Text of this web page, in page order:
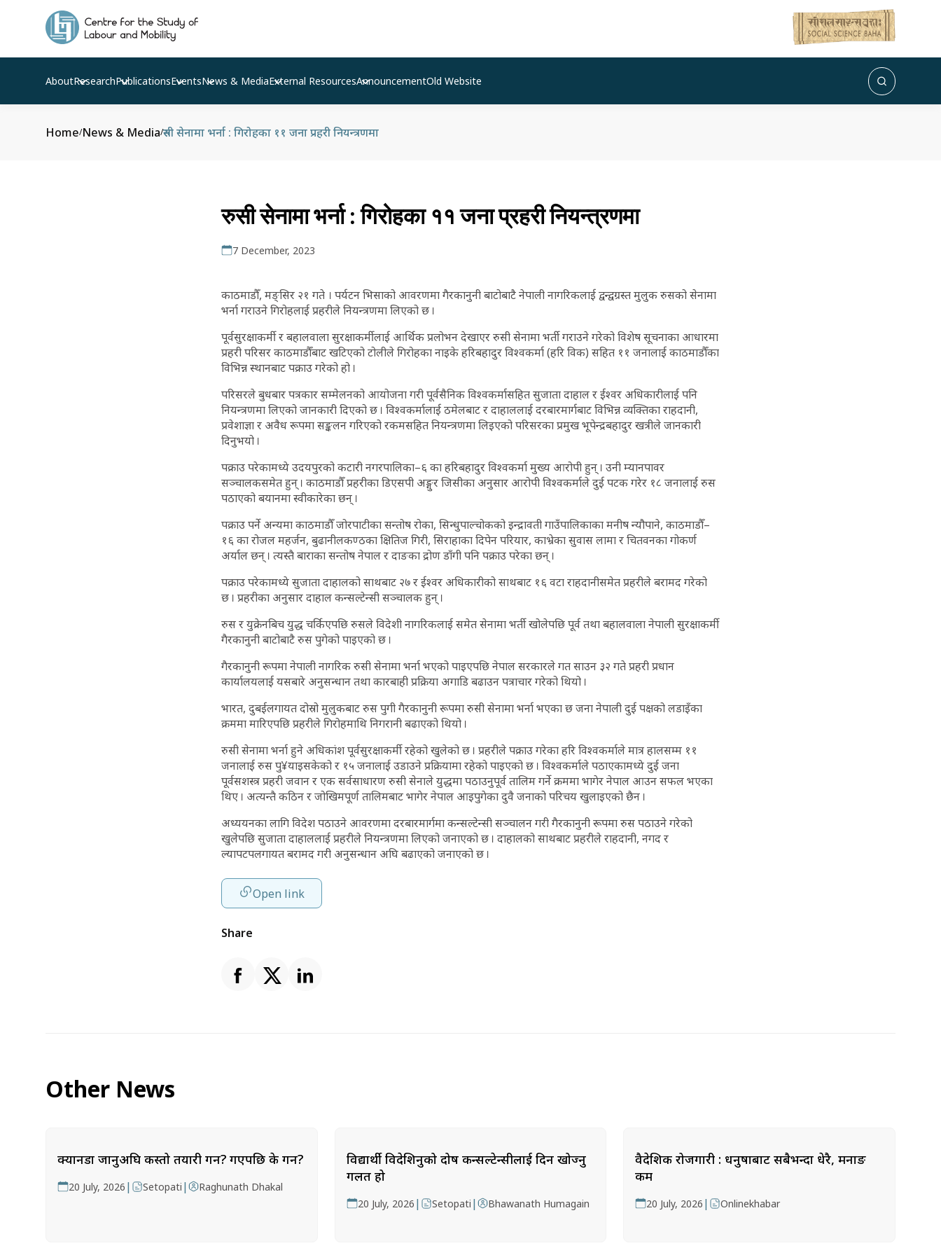
AboutResearchPublicationsEventsNews & MediaExternal ResourcesAnnouncementOld Website
Home/News & Media/रुसी सेनामा भर्ना : गिरोहका ११ जना प्रहरी नियन्त्रणमा
रुसी सेनामा भर्ना : गिरोहका ११ जना प्रहरी नियन्त्रणमा
7 December, 2023
काठमाडौँ, मङ्सिर २१ गते । पर्यटन भिसाको आवरणमा गैरकानुनी बाटोबाटै नेपाली नागरिकलाई द्वन्द्वग्रस्त मुलुक रुसको सेनामा
भर्ना गराउने गिरोहलाई प्रहरीले नियन्त्रणमा लिएको छ ।
पूर्वसुरक्षाकर्मी र बहालवाला सुरक्षाकर्मीलाई आर्थिक प्रलोभन देखाएर रुसी सेनामा भर्ती गराउने गरेको विशेष सूचनाका आधारमा
प्रहरी परिसर काठमाडौँबाट खटिएको टोलीले गिरोहका नाइके हरिबहादुर विश्वकर्मा (हरि विक) सहित ११ जनालाई काठमाडौँका
विभिन्न स्थानबाट पक्राउ गरेको हो ।
परिसरले बुधबार पत्रकार सम्मेलनको आयोजना गरी पूर्वसैनिक विश्वकर्मासहित सुजाता दाहाल र ईश्वर अधिकारीलाई पनि
नियन्त्रणमा लिएको जानकारी दिएको छ । विश्वकर्मालाई ठमेलबाट र दाहाललाई दरबारमार्गबाट विभिन्न व्यक्तिका राहदानी,
प्रवेशाज्ञा र अवैध रूपमा सङ्कलन गरिएको रकमसहित नियन्त्रणमा लिइएको परिसरका प्रमुख भूपेन्द्रबहादुर खत्रीले जानकारी
दिनुभयो ।
पक्राउ परेकामध्ये उदयपुरको कटारी नगरपालिका–६ का हरिबहादुर विश्वकर्मा मुख्य आरोपी हुन् । उनी म्यानपावर
सञ्चालकसमेत हुन् । काठमाडौँ प्रहरीका डिएसपी अङ्गुर जिसीका अनुसार आरोपी विश्वकर्माले दुई पटक गरेर १८ जनालाई रुस
पठाएको बयानमा स्वीकारेका छन् ।
पक्राउ पर्ने अन्यमा काठमाडौँ जोरपाटीका सन्तोष रोका, सिन्धुपाल्चोकको इन्द्रावती गाउँपालिकाका मनीष न्यौपाने, काठमाडौँ–
१६ का रोजल महर्जन, बुढानीलकण्ठका क्षितिज गिरी, सिराहाका दिपेन परियार, काभ्रेका सुवास लामा र चितवनका गोकर्ण
अर्याल छन् । त्यस्तै बाराका सन्तोष नेपाल र दाङका द्रोण डाँगी पनि पक्राउ परेका छन् ।
पक्राउ परेकामध्ये सुजाता दाहालको साथबाट २७ र ईश्वर अधिकारीको साथबाट १६ वटा राहदानीसमेत प्रहरीले बरामद गरेको
छ । प्रहरीका अनुसार दाहाल कन्सल्टेन्सी सञ्चालक हुन् ।
रुस र युक्रेनबिच युद्ध चर्किएपछि रुसले विदेशी नागरिकलाई समेत सेनामा भर्ती खोलेपछि पूर्व तथा बहालवाला नेपाली सुरक्षाकर्मी
गैरकानुनी बाटोबाटै रुस पुगेको पाइएको छ ।
गैरकानुनी रूपमा नेपाली नागरिक रुसी सेनामा भर्ना भएको पाइएपछि नेपाल सरकारले गत साउन ३२ गते प्रहरी प्रधान
कार्यालयलाई यसबारे अनुसन्धान तथा कारबाही प्रक्रिया अगाडि बढाउन पत्राचार गरेको थियो ।
भारत, दुबईलगायत दोस्रो मुलुकबाट रुस पुगी गैरकानुनी रूपमा रुसी सेनामा भर्ना भएका छ जना नेपाली दुई पक्षको लडाइँका
क्रममा मारिएपछि प्रहरीले गिरोहमाथि निगरानी बढाएको थियो ।
रुसी सेनामा भर्ना हुने अधिकांश पूर्वसुरक्षाकर्मी रहेको खुलेको छ । प्रहरीले पक्राउ गरेका हरि विश्वकर्माले मात्र हालसम्म ११
जनालाई रुस पु¥याइसकेको र १५ जनालाई उडाउने प्रक्रियामा रहेको पाइएको छ । विश्वकर्माले पठाएकामध्ये दुई जना
पूर्वसशस्त्र प्रहरी जवान र एक सर्वसाधारण रुसी सेनाले युद्धमा पठाउनुपूर्व तालिम गर्ने क्रममा भागेर नेपाल आउन सफल भएका
थिए । अत्यन्तै कठिन र जोखिमपूर्ण तालिमबाट भागेर नेपाल आइपुगेका दुवै जनाको परिचय खुलाइएको छैन ।
अध्ययनका लागि विदेश पठाउने आवरणमा दरबारमार्गमा कन्सल्टेन्सी सञ्चालन गरी गैरकानुनी रूपमा रुस पठाउने गरेको
खुलेपछि सुजाता दाहाललाई प्रहरीले नियन्त्रणमा लिएको जनाएको छ । दाहालको साथबाट प्रहरीले राहदानी, नगद र
ल्यापटपलगायत बरामद गरी अनुसन्धान अघि बढाएको जनाएको छ ।
Open link
Share
Other News
क्यानडा जानुअघि कस्तो तयारी गर्ने? गएपछि के गर्ने?
20 July, 2026 | Setopati | Raghunath Dhakal
विद्यार्थी विदेशिनुको दोष कन्सल्टेन्सीलाई दिन खोज्नु
गलत हो
20 July, 2026 | Setopati | Bhawanath Humagain
वैदेशिक रोजगारी : धनुषाबाट सबैभन्दा धेरै, मनाङ
कम
20 July, 2026 | Onlinekhabar